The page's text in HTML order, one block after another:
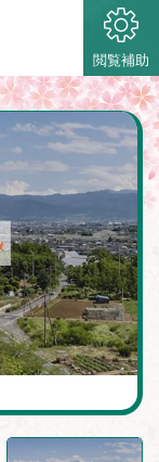
閲覧補助